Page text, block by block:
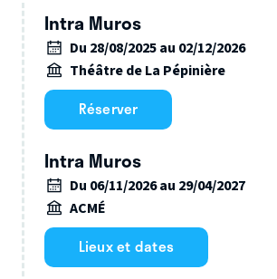
Intra Muros
Du 28/08/2025 au 02/12/2026
Théâtre de La Pépinière
Réserver
Intra Muros
Du 06/11/2026 au 29/04/2027
ACMÉ
Lieux et dates